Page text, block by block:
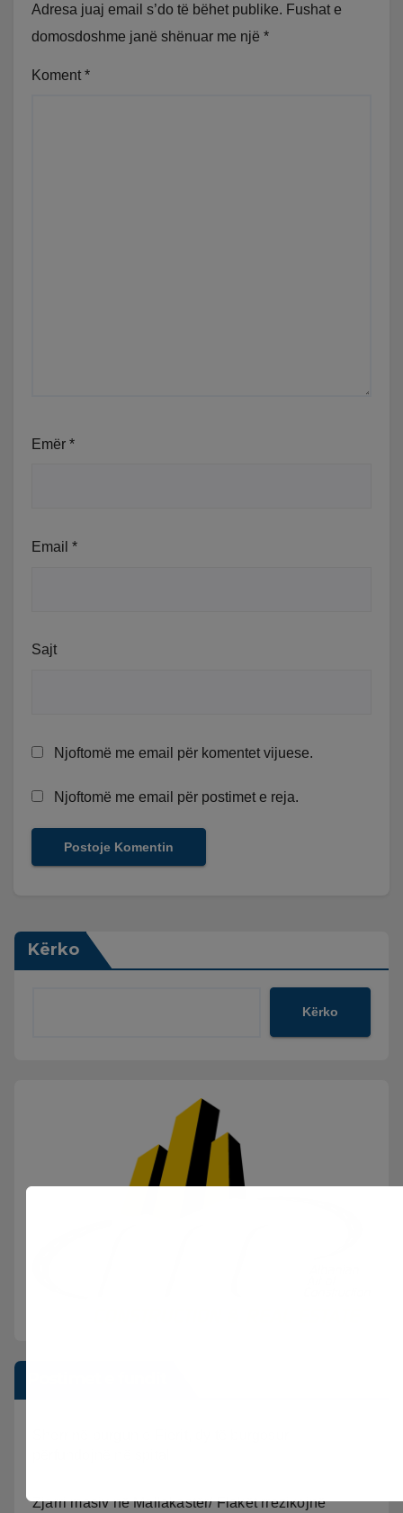
Adresa juaj email s’do të bëhet publike. Fushat e
domosdoshme janë shënuar me një *
Koment *
Emër *
Email *
Sajt
Njoftomë me email për komentet vijuese.
Njoftomë me email për postimet e reja.
Kërko
Kërko
Zjarri masiv në Mallakastër/ Flakët rrezikojnë